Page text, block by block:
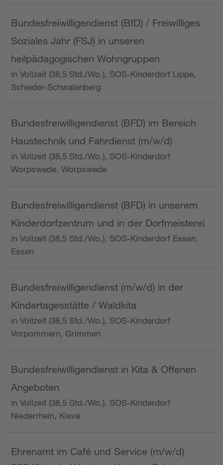
Bundesfreiwilligendienst (BfD) / Freiwilliges
Soziales Jahr (FSJ) in unseren
heilpädagogischen Wohngruppen
in Vollzeit (38,5 Std./Wo.), SOS-Kinderdorf Lippe,
Schieder-Schwalenberg
Bundesfreiwilligendienst (BFD) im Bereich
Haustechnik und Fahrdienst (m/w/d)
in Vollzeit (38,5 Std./Wo.), SOS-Kinderdorf
Worpswede, Worpswede
Bundesfreiwilligendienst (BFD) in unserem
Kinderdorfzentrum und in der Dorfmeisterei
in Vollzeit (38,5 Std./Wo.), SOS-Kinderdorf Essen,
Essen
Bundesfreiwilligendienst (m/w/d) in der
Kindertagesstätte / Waldkita
in Vollzeit (38,5 Std./Wo.), SOS-Kinderdorf
Vorpommern, Grimmen
Bundesfreiwilligendienst in Kita & Offenen
Angeboten
in Vollzeit (38,5 Std./Wo.), SOS-Kinderdorf
Niederrhein, Kleve
Ehrenamt im Café und Service (m/w/d)